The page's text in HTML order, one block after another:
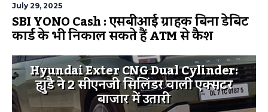
July 29, 2025
SBI YONO Cash : एसबीआई ग्राहक बिना डेबिट
कार्ड के भी निकाल सकते हैं ATM से कैश
Hyundai Exter CNG Dual Cylinder:
ह्युंडै ने 2 सीएनजी सिलिंडर वाली एक्सटर
बाजार में उतारी